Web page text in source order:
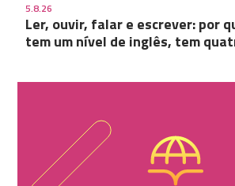
5.8.26
Ler, ouvir, falar e escrever: por
tem um nível de inglês, tem